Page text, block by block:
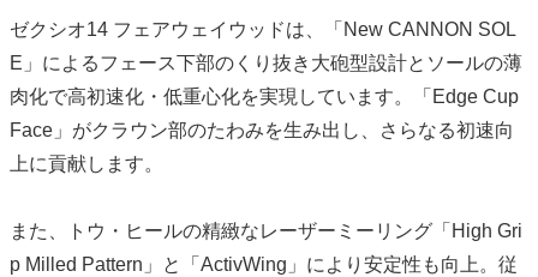
ゼクシオ14 フェアウェイウッドは、「New CANNON SOL
E」によるフェース下部のくり抜き大砲型設計とソールの薄
肉化で高初速化・低重心化を実現しています。「Edge Cup
Face」がクラウン部のたわみを生み出し、さらなる初速向
上に貢献します。
また、トウ・ヒールの精緻なレーザーミーリング「High Gri
p Milled Pattern」と「ActivWing」により安定性も向上。従